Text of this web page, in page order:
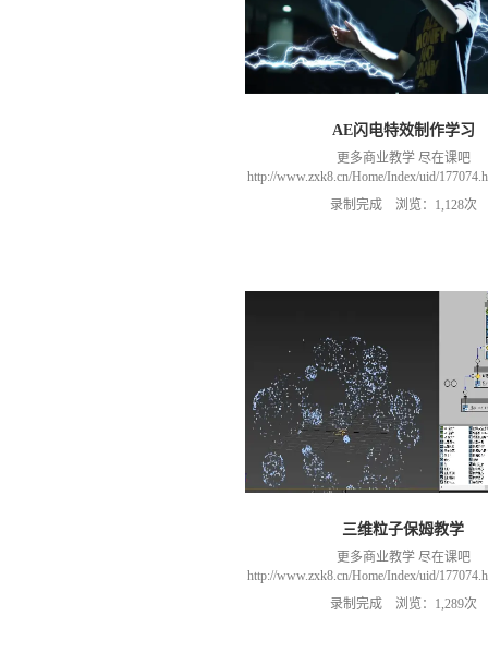
AE闪电特效制作学习
更多商业教学 尽在课吧
http://www.zxk8.cn/Home/Index/uid/
以加群(课程所用素材和插件，均在
466106974 群里干货满满 可以加我们导
录制完成 浏览：1,128次
三维粒子保姆教学
更多商业教学 尽在课吧
http://www.zxk8.cn/Home/Index/uid/
以加群(课程所用素材和插件，均在
466106974 群里干货满满 可以加我们导
录制完成 浏览：1,289次